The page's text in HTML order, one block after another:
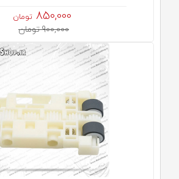
850,000 تومان
900,000 تومان